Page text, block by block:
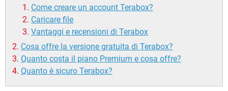
Come creare un account Terabox?
Caricare file
Vantaggi e recensioni di Terabox
Cosa offre la versione gratuita di Terabox?
Quanto costa il piano Premium e cosa offre?
Quanto è sicuro Terabox?